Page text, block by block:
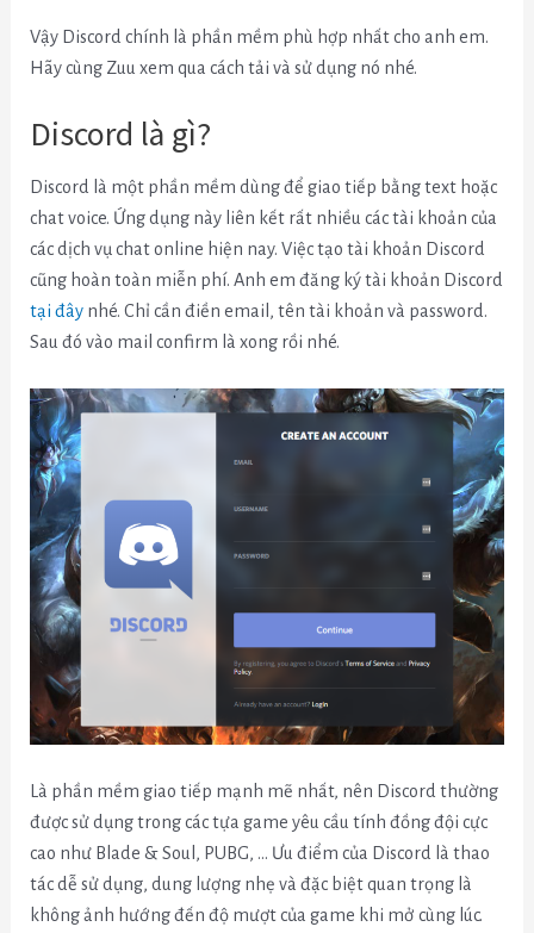
Vậy Discord chính là phần mềm phù hợp nhất cho anh em.
Hãy cùng Zuu xem qua cách tải và sử dụng nó nhé.
Discord là gì?
Discord là một phần mềm dùng để giao tiếp bằng text hoặc
chat voice. Ứng dụng này liên kết rất nhiều các tài khoản của
các dịch vụ chat online hiện nay. Việc tạo tài khoản Discord
cũng hoàn toàn miễn phí. Anh em đăng ký tài khoản Discord
tại đây nhé. Chỉ cần điền email, tên tài khoản và password.
Sau đó vào mail confirm là xong rồi nhé.
Là phần mềm giao tiếp mạnh mẽ nhất, nên Discord thường
được sử dụng trong các tựa game yêu cầu tính đồng đội cực
cao như Blade & Soul, PUBG, … Ưu điểm của Discord là thao
tác dễ sử dụng, dung lượng nhẹ và đặc biệt quan trọng là
không ảnh hướng đến độ mượt của game khi mở cùng lúc.